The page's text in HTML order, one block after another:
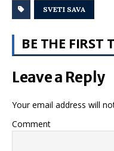
SVETI SAVA
BE THE FIRST
Leave a Reply
Your email address will
Comment